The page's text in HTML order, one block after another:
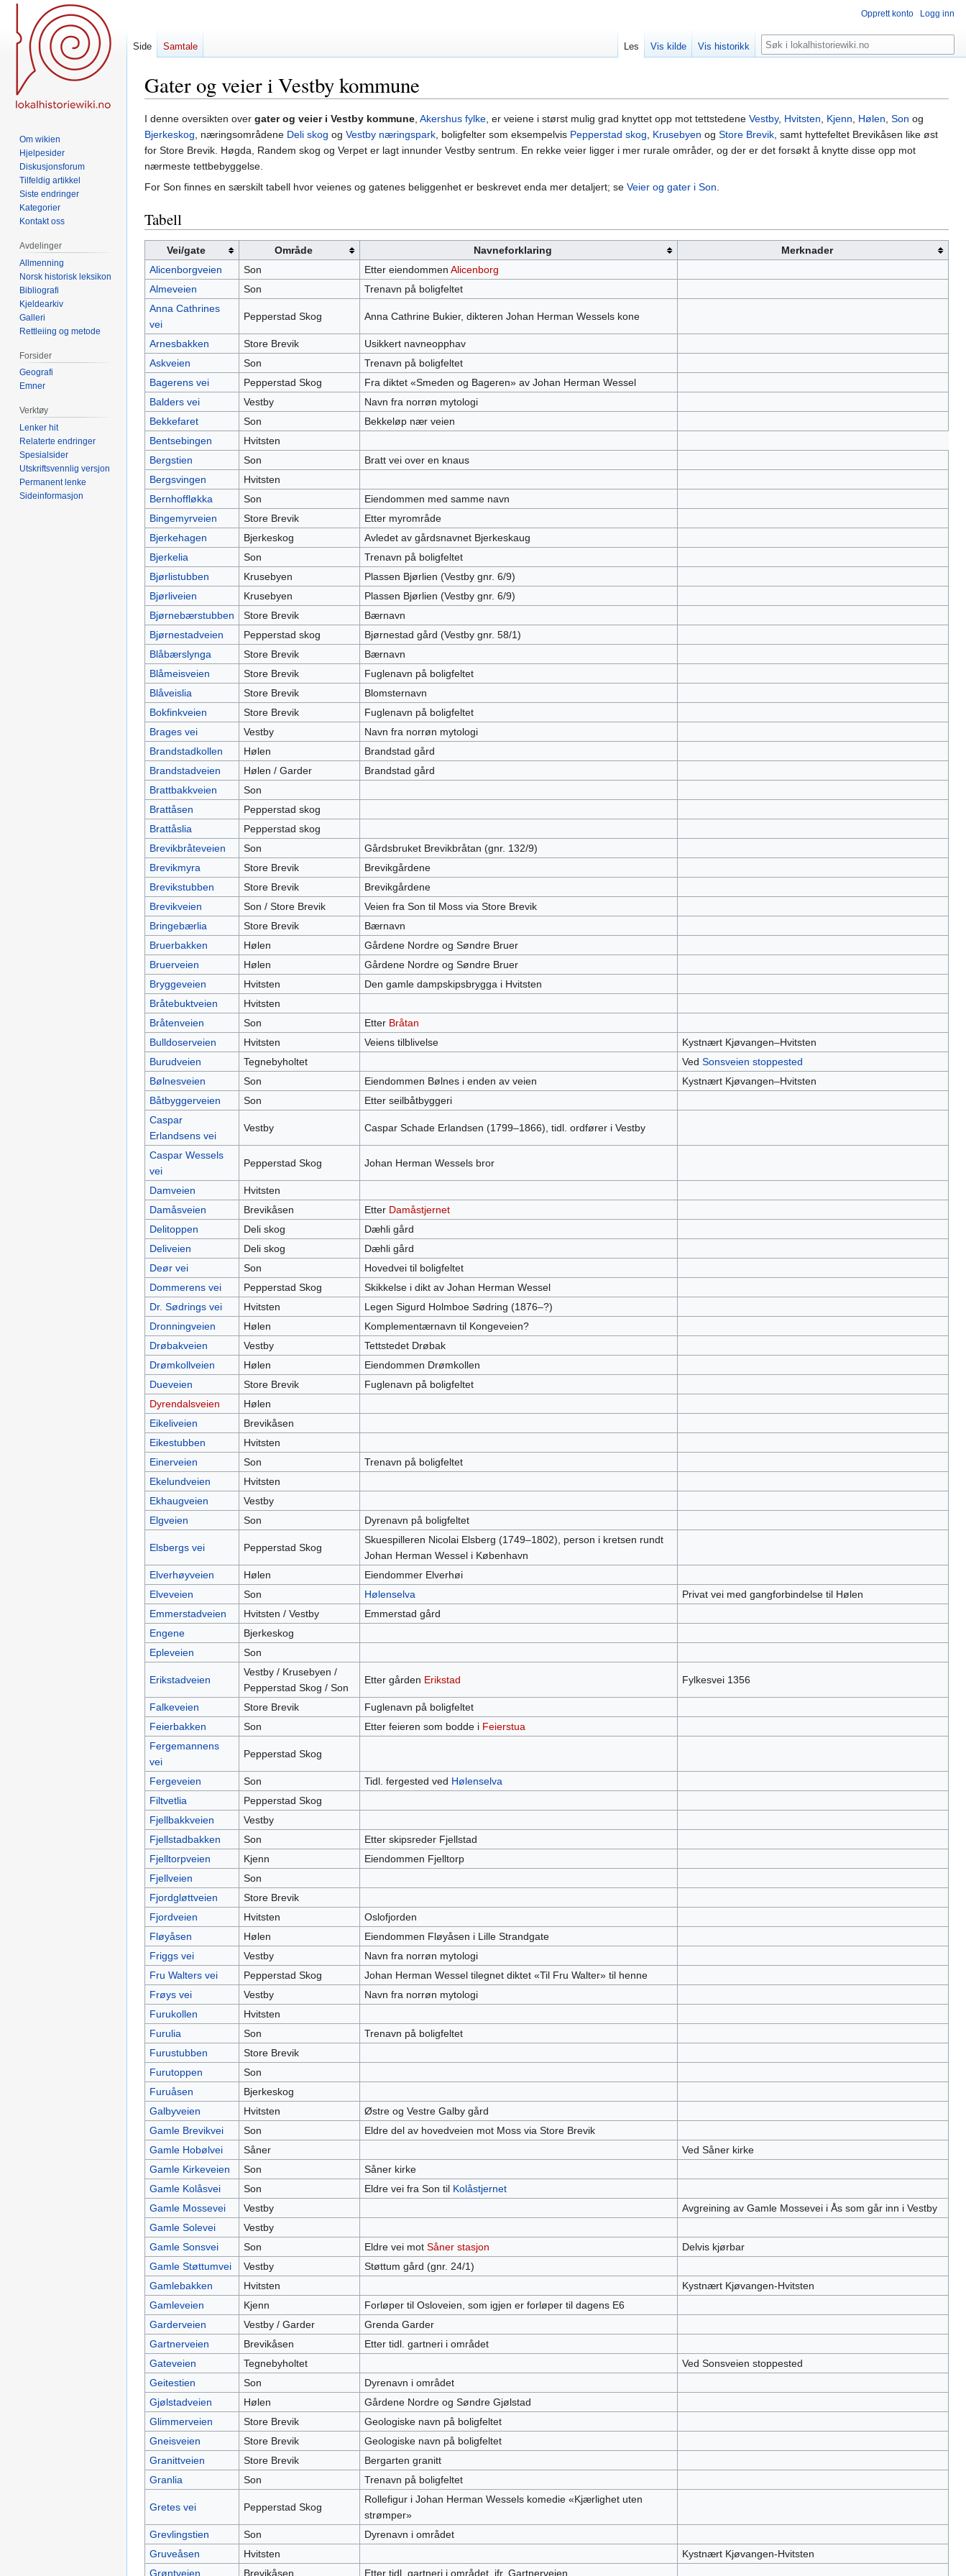
Gater og veier i Vestby kommune
Hopp
til
navigering
Hopp
til
søk
I denne oversikten over gater og veier i Vestby kommune, Akershus fylke, er veiene i størst mulig grad knyttet opp mot tettstedene Vestby, Hvitsten, Kjenn, Hølen, Son og
Bjerkeskog, næringsområdene Deli skog og Vestby næringspark, boligfelter som eksempelvis Pepperstad skog, Krusebyen og Store Brevik, samt hyttefeltet Brevikåsen like øst
for Store Brevik. Høgda, Randem skog og Verpet er lagt innunder Vestby sentrum. En rekke veier ligger i mer rurale områder, og der er det forsøkt å knytte disse opp mot
nærmeste tettbebyggelse.
For Son finnes en særskilt tabell hvor veienes og gatenes beliggenhet er beskrevet enda mer detaljert; se Veier og gater i Son.
Tabell
Vei/gate Område Navneforklaring
Merknader
Alicenborgveien
Son Etter eiendommen Alicenborg
Almeveien
Son
Trenavn på boligfeltet
Anna Cathrines
vei
Pepperstad Skog Anna Cathrine Bukier, dikteren Johan Herman Wessels kone
Arnesbakken Store Brevik
Usikkert navneopphav
Askveien
Son
Trenavn på boligfeltet
Bagerens vei
Pepperstad Skog
Fra diktet «Smeden og Bageren» av Johan Herman Wessel
Balders vei
Vestby
Navn fra norrøn mytologi
Bekkefaret
Son
Bekkeløp nær veien
Bentsebingen
Hvitsten
Bergstien
Son
Bratt vei over en knaus
Bergsvingen
Hvitsten
Bernhoffløkka
Son
Eiendommen med samme navn
Bingemyrveien
Store Brevik
Etter myrområde
Bjerkehagen
Bjerkeskog
Avledet av gårdsnavnet Bjerkeskaug
Bjerkelia
Son
Trenavn på boligfeltet
Bjørlistubben
Krusebyen
Plassen Bjørlien (Vestby gnr. 6/9)
Bjørliveien
Krusebyen
Plassen Bjørlien (Vestby gnr. 6/9)
Bjørnebærstubben
Store Brevik
Bærnavn
Bjørnestadveien
Pepperstad skog
Bjørnestad gård (Vestby gnr. 58/1)
Blåbærslynga
Store Brevik
Bærnavn
Blåmeisveien
Store Brevik
Fuglenavn på boligfeltet
Blåveislia
Store Brevik
Blomsternavn
Bokfinkveien
Store Brevik
Fuglenavn på boligfeltet
Brages vei
Vestby
Navn fra norrøn mytologi
Brandstadkollen
Hølen
Brandstad gård
Brandstadveien
Hølen / Garder
Brandstad gård
Brattbakkveien
Son
Brattåsen
Pepperstad skog
Brattåslia
Pepperstad skog
Brevikbråteveien
Son
Gårdsbruket Brevikbråtan (gnr. 132/9)
Brevikmyra
Store Brevik
Brevikgårdene
Brevikstubben
Store Brevik
Brevikgårdene
Brevikveien
Son / Store Brevik
Veien fra Son til Moss via Store Brevik
Bringebærlia
Store Brevik
Bærnavn
Bruerbakken
Hølen
Gårdene Nordre og Søndre Bruer
Bruerveien
Hølen
Gårdene Nordre og Søndre Bruer
Bryggeveien
Hvitsten
Den gamle dampskipsbrygga i Hvitsten
Bråtebuktveien
Hvitsten
Bråtenveien
Son Etter Bråtan
Bulldoserveien
Hvitsten Veiens tilblivelse
Kystnært Kjøvangen–Hvitsten
Burudveien
Tegnebyholtet Ved Sonsveien stoppested
Bølnesveien
Son Eiendommen Bølnes i enden av veien
Kystnært Kjøvangen–Hvitsten
Båtbyggerveien
Son
Etter seilbåtbyggeri
Caspar
Erlandsens vei
Vestby Caspar Schade Erlandsen (1799–1866), tidl. ordfører i Vestby
Caspar Wessels
vei
Pepperstad Skog Johan Herman Wessels bror
Damveien
Hvitsten
Damåsveien
Brevikåsen Etter Damåstjernet
Delitoppen
Deli skog
Dæhli gård
Deliveien
Deli skog
Dæhli gård
Deør vei
Son
Hovedvei til boligfeltet
Dommerens vei
Pepperstad Skog
Skikkelse i dikt av Johan Herman Wessel
Dr. Sødrings vei
Hvitsten
Legen Sigurd Holmboe Sødring (1876–?)
Dronningveien
Hølen
Komplementærnavn til Kongeveien?
Drøbakveien
Vestby
Tettstedet Drøbak
Drømkollveien
Hølen
Eiendommen Drømkollen
Dueveien
Store Brevik
Fuglenavn på boligfeltet
Dyrendalsveien
Hølen
Eikeliveien
Brevikåsen
Eikestubben
Hvitsten
Einerveien
Son
Trenavn på boligfeltet
Ekelundveien
Hvitsten
Ekhaugveien
Vestby
Elgveien
Son Dyrenavn på boligfeltet
Elsbergs vei Pepperstad Skog
Skuespilleren Nicolai Elsberg (1749–1802), person i kretsen rundt
Johan Herman Wessel i København
Elverhøyveien
Hølen
Eiendommer Elverhøi
Elveveien
Son Hølenselva
Privat vei med gangforbindelse til Hølen
Emmerstadveien
Hvitsten / Vestby
Emmerstad gård
Engene
Bjerkeskog
Epleveien
Son
Erikstadveien
Vestby / Krusebyen /
Pepperstad Skog / Son
Etter gården Erikstad Fylkesvei 1356
Falkeveien Store Brevik
Fuglenavn på boligfeltet
Feierbakken
Son Etter feieren som bodde i Feierstua
Fergemannens
vei
Pepperstad Skog
Fergeveien Son Tidl. fergested ved Hølenselva
Filtvetlia
Pepperstad Skog
Fjellbakkveien
Vestby
Fjellstadbakken
Son
Etter skipsreder Fjellstad
Fjelltorpveien
Kjenn
Eiendommen Fjelltorp
Fjellveien
Son
Fjordgløttveien
Store Brevik
Fjordveien
Hvitsten
Oslofjorden
Fløyåsen
Hølen
Eiendommen Fløyåsen i Lille Strandgate
Friggs vei
Vestby
Navn fra norrøn mytologi
Fru Walters vei
Pepperstad Skog
Johan Herman Wessel tilegnet diktet «Til Fru Walter» til henne
Frøys vei
Vestby
Navn fra norrøn mytologi
Furukollen
Hvitsten
Furulia
Son
Trenavn på boligfeltet
Furustubben
Store Brevik
Furutoppen
Son
Furuåsen
Bjerkeskog
Galbyveien
Hvitsten
Østre og Vestre Galby gård
Gamle Brevikvei
Son
Eldre del av hovedveien mot Moss via Store Brevik
Gamle Hobølvei
Såner
Ved Såner kirke
Gamle Kirkeveien
Son
Såner kirke
Gamle Kolåsvei
Son Eldre vei fra Son til Kolåstjernet
Gamle Mossevei
Vestby
Avgreining av Gamle Mossevei i Ås som går inn i Vestby
Gamle Solevei
Vestby
Gamle Sonsvei
Son Eldre vei mot Såner stasjon
Delvis kjørbar
Gamle Støttumvei
Vestby
Støttum gård (gnr. 24/1)
Gamlebakken
Hvitsten
Kystnært Kjøvangen-Hvitsten
Gamleveien
Kjenn
Forløper til Osloveien, som igjen er forløper til dagens E6
Garderveien
Vestby / Garder
Grenda Garder
Gartnerveien
Brevikåsen
Etter tidl. gartneri i området
Gateveien
Tegnebyholtet
Ved Sonsveien stoppested
Geitestien
Son
Dyrenavn i området
Gjølstadveien
Hølen
Gårdene Nordre og Søndre Gjølstad
Glimmerveien
Store Brevik
Geologiske navn på boligfeltet
Gneisveien
Store Brevik
Geologiske navn på boligfeltet
Granittveien
Store Brevik
Bergarten granitt
Granlia
Son Trenavn på boligfeltet
Gretes vei Pepperstad Skog
Rollefigur i Johan Herman Wessels komedie «Kjærlighet uten
strømper»
Grevlingstien
Son
Dyrenavn i området
Gruveåsen
Hvitsten
Kystnært Kjøvangen-Hvitsten
Grøntveien
Brevikåsen Etter tidl. gartneri i området, jfr. Gartnerveien
Opprett konto Logg inn
Side Samtale Les Vis kilde Vis historikk Søk
Om wikien
Hjelpesider
Diskusjonsforum
Tilfeldig artikkel
Siste endringer
Kategorier
Kontakt oss
Avdelinger
Allmenning
Norsk historisk leksikon
Bibliografi
Kjeldearkiv
Galleri
Rettleiing og metode
Forsider
Geografi
Emner
Verktøy
Lenker hit
Relaterte endringer
Spesialsider
Utskriftsvennlig versjon
Permanent lenke
Sideinformasjon